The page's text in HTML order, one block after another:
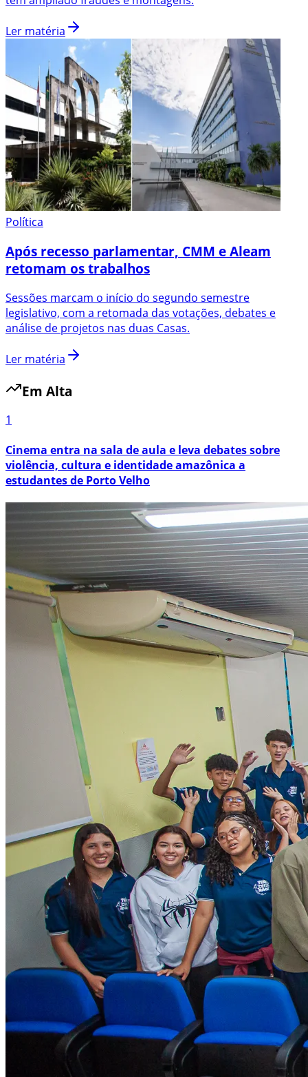
Ler matéria
Política
Após recesso parlamentar, CMM e Aleam
retomam os trabalhos
Sessões marcam o início do segundo semestre
legislativo, com a retomada das votações, debates e
análise de projetos nas duas Casas.
Ler matéria
Em Alta
1
Cinema entra na sala de aula e leva debates sobre
violência, cultura e identidade amazônica a
estudantes de Porto Velho